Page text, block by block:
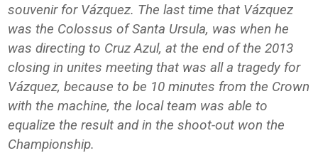
souvenir for Vázquez. The last time that Vázquez
was the Colossus of Santa Ursula, was when he
was directing to Cruz Azul, at the end of the 2013
closing in unites meeting that was all a tragedy for
Vázquez, because to be 10 minutes from the Crown
with the machine, the local team was able to
equalize the result and in the shoot-out won the
Championship.